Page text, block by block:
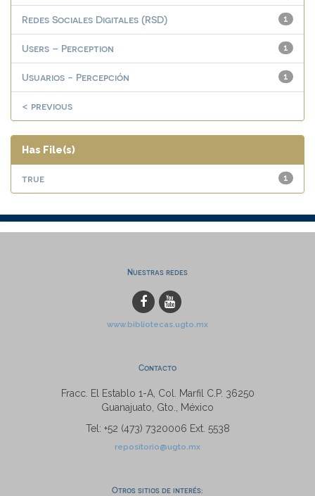
1
Redes Sociales Digitales (RSD)
1
Users – Perception
1
Usuarios - Percepción
< previous
Has File(s)
1
true
Nuestras redes
www.bibliotecas.ugto.mx
Contacto
Fracc. El Establo 1-A, Col. Marfil C.P. 36250
Guanajuato, Gto., México
Tel: +52 (473) 7320006 Ext. 5538
repositorio@ugto.mx
Otros sitios de interés: